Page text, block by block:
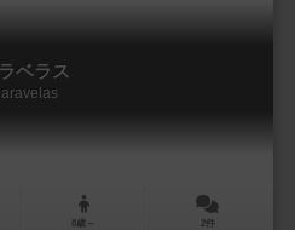
ベラス
8歳～ 2件